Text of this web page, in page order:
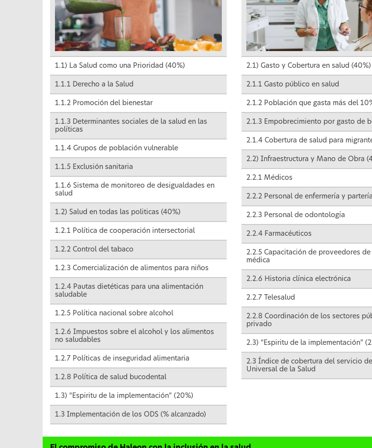
1.1) La Salud como una Prioridad (40%)
1.1.1 Derecho a la Salud
1.1.2 Promoción del bienestar
1.1.3 Determinantes sociales de la salud en las
políticas
1.1.4 Grupos de población vulnerable
1.1.5 Exclusión sanitaria
1.1.6 Sistema de monitoreo de desigualdades en
salud
1.2) Salud en todas las politicas (40%)
1.2.1 Política de cooperación intersectorial
1.2.2 Control del tabaco
1.2.3 Comercialización de alimentos para niños
1.2.4 Pautas dietéticas para una alimentación
saludable
1.2.5 Política nacional sobre alcohol
1.2.6 Impuestos sobre el alcohol y los alimentos
no saludables
1.2.7 Políticas de inseguridad alimentaria
1.2.8 Política de salud bucodental
1.3) “Espiritu de la implementación” (20%)
1.3 Implementación de los ODS (% alcanzado)
2.1) Gasto y Cobertura en salud (40%)
2.1.1 Gasto público en salud
2.1.2 Población que gasta más del
2.1.3 Empobrecimiento por gasto de
2.1.4 Cobertura de salud para
2.2) Infraestructura y Mano de Obra
2.2.1 Médicos
2.2.2 Personal de enfermería y partería
2.2.3 Personal de odontología
2.2.4 Farmacéuticos
2.2.5 Capacitación de proveedores
médica
2.2.6 Historia clínica electrónica
2.2.7 Telesalud
2.2.8 Coordinación de los sectores
privado
2.3) “Espiritu de la implementación”
2.3 Índice de cobertura del servicio
Universal de la Salud